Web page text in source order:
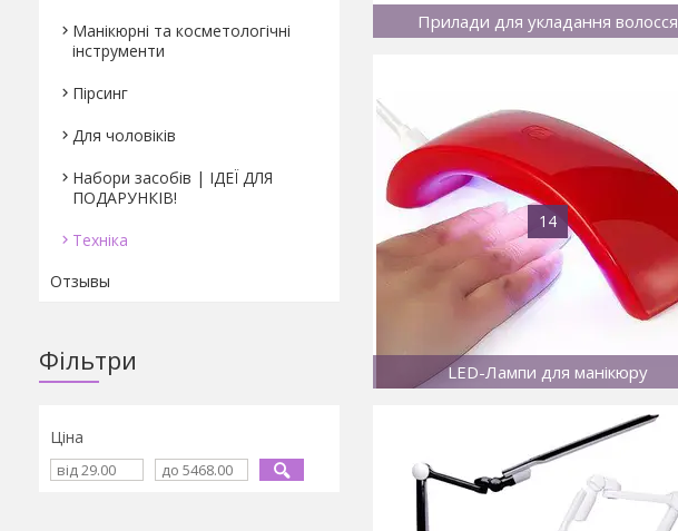
Прилади для укладання волосся
14
LED-Лампи для манікюру
Манікюрні та косметологічні
інструменти
Пірсинг
Для чоловіків
Набори засобів | ІДЕЇ ДЛЯ
ПОДАРУНКІВ!
Техніка
Отзывы
Фільтри
Ціна